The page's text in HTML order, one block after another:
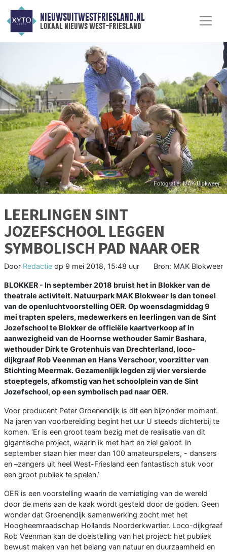
NIEUWSUITWESTFRIESLAND.NL
lokaal nieuws west-friesland
LEERLINGEN SINT
JOZEFSCHOOL LEGGEN
SYMBOLISCH PAD NAAR OER
Door Redactie op 9 mei 2018, 15:48 uur Bron: MAK Blokweer
BLOKKER - In september 2018 bruist het in Blokker van de
theatrale activiteit. Natuurpark MAK Blokweer is dan toneel
van de openluchtvoorstelling OER. Op woensdagmiddag 9
mei trapten spelers, medewerkers en leerlingen van de Sint
Jozefschool te Blokker de officiële kaartverkoop af in
aanwezigheid van de Hoornse wethouder Samir Bashara,
wethouder Dirk te Grotenhuis van Drechterland, loco-
dijkgraaf Rob Veenman en Hans Verschoor, voorzitter van
Stichting Meermak. Gezamenlijk legden zij vier versierde
stoeptegels, afkomstig van het schoolplein van de Sint
Jozefschool, op een symbolisch pad naar OER.
Voor producent Peter Groenendijk is dit een bijzonder moment.
Na jaren van voorbereiding begint het uur U steeds dichterbij te
komen. ‘Er is een groot team bezig met de realisatie van dit
gigantische project, waarin ik met hart en ziel geloof. In
september staan hier meer dan 100 amateurspelers, - dansers
en –zangers uit heel West-Friesland een fantastisch stuk voor
een groot publiek te spelen.’
OER is een voorstelling waarin de vernietiging van de wereld
door de mens aan de kaak wordt gesteld door de goden. Geen
wonder dat Groenendijk samenwerking zocht met het
Hoogheemraadschap Hollands Noorderkwartier. Loco-dijkgraaf
Rob Veenman kan de doelstelling van het project: het publiek
bewust maken van het belang van natuur en duurzaamheid en